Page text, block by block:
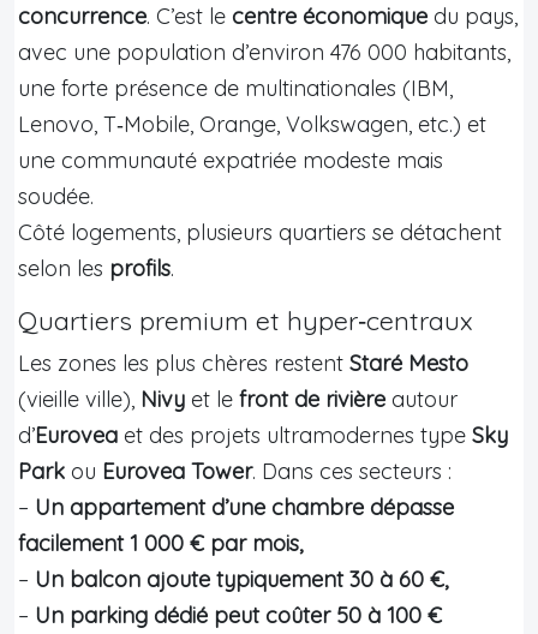
concurrence. C’est le centre économique du pays,
avec une population d’environ 476 000 habitants,
une forte présence de multinationales (IBM,
Lenovo, T‑Mobile, Orange, Volkswagen, etc.) et
une communauté expatriée modeste mais
soudée.
Côté logements, plusieurs quartiers se détachent
selon les profils.
Quartiers premium et hyper‑centraux
Les zones les plus chères restent Staré Mesto
(vieille ville), Nivy et le front de rivière autour
d’Eurovea et des projets ultramodernes type Sky
Park ou Eurovea Tower. Dans ces secteurs :
– Un appartement d’une chambre dépasse
facilement 1 000 € par mois,
– Un balcon ajoute typiquement 30 à 60 €,
– Un parking dédié peut coûter 50 à 100 €